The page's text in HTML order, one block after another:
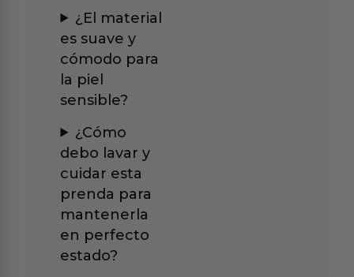
¿El material
es suave y
cómodo para
la piel
sensible?
¿Cómo
debo lavar y
cuidar esta
prenda para
mantenerla
en perfecto
estado?